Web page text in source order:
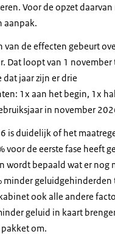
Voor de opzet
aanpak.
van de effecten gebeurt
Dat loopt van 1 november
jaar zijn er drie
1x aan het begin, 1x
in november
is duidelijk of het
voor de eerste fase heeft
wordt bepaald wat er nog
minder geluidgehinderden
ook alle andere
geluid in kaart
om.